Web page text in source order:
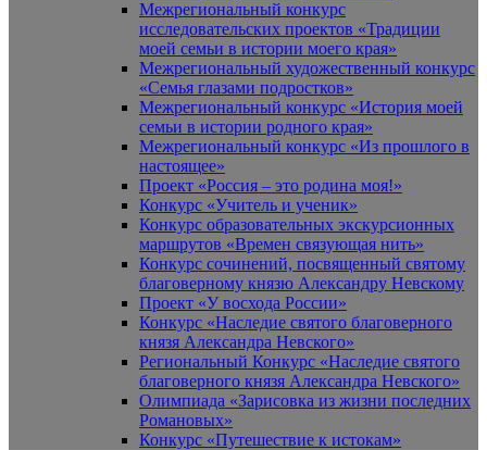
Межрегиональный конкурс
исследовательских проектов «Традиции
моей семьи в истории моего края»
Межрегиональный художественный конкурс
«Семья глазами подростков»
Межрегиональный конкурс «История моей
семьи в истории родного края»
Межрегиональный конкурс «Из прошлого в
настоящее»
Проект «Россия – это родина моя!»
Конкурс «Учитель и ученик»
Конкурс образовательных экскурсионных
маршрутов «Времен связующая нить»
Конкурс сочинений, посвященный святому
благоверному князю Александру Невскому
Проект «У восхода России»
Конкурс «Наследие святого благоверного
князя Александра Невского»
Региональный Конкурс «Наследие святого
благоверного князя Александра Невского»
Олимпиада «Зарисовка из жизни последних
Романовых»
Конкурс «Путешествие к истокам»